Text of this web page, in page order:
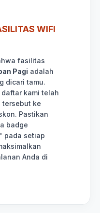
WIFI
fasilitas
Pagi adalah
dicari tamu.
kami telah
tersebut ke
Pastikan
badge
pada setiap
Anda di